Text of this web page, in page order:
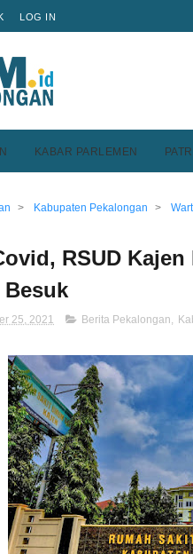
LOG IN
KABAR PARLEMEN
> Kabupaten Pekalongan >
RSUD
Besuk
25, 2021 Berita Pekalongan,